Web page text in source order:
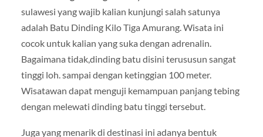
sulawesi yang wajib kalian kunjungi salah satunya
adalah Batu Dinding Kilo Tiga Amurang. Wisata ini
cocok untuk kalian yang suka dengan adrenalin.
Bagaimana tidak,dinding batu disini terususun sangat
tinggi loh. sampai dengan ketinggian 100 meter.
Wisatawan dapat menguji kemampuan panjang tebing
dengan melewati dinding batu tinggi tersebut.
Juga yang menarik di destinasi ini adanya bentuk